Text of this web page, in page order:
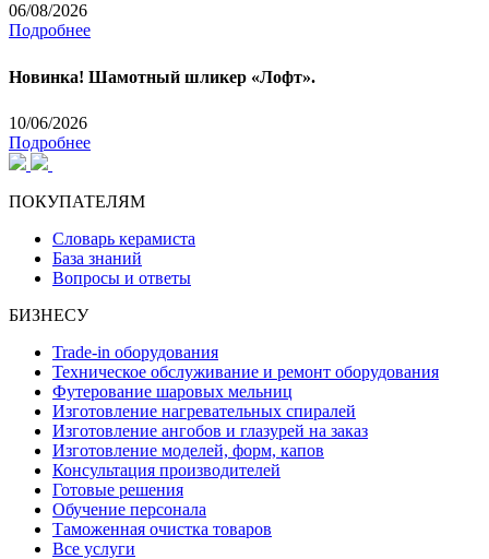
06/08/2026
Подробнее
Новинка! Шамотный шликер «Лофт».
10/06/2026
Подробнее
ПОКУПАТЕЛЯМ
Словарь керамиста
База знаний
Вопросы и ответы
БИЗНЕСУ
Trade-in оборудования
Техническое обслуживание и ремонт оборудования
Футерование шаровых мельниц
Изготовление нагревательных спиралей
Изготовление ангобов и глазурей на заказ
Изготовление моделей, форм, капов
Консультация производителей
Готовые решения
Обучение персонала
Таможенная очистка товаров
Все услуги